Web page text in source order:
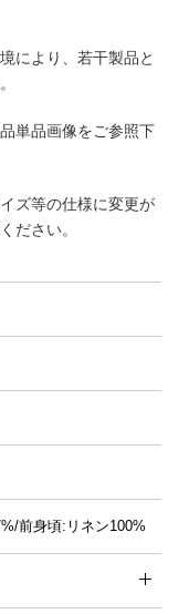
により、若干製品と
単品画像をご参照下
ズ等の仕様に変更が
ださい。
前身頃:リネン100%